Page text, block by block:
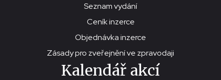
Seznam vydání
Ceník inzerce
Objednávka inzerce
Zásady pro zveřejnění ve zpravodaji
Kalendář akcí